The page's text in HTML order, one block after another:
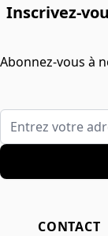
Inscrivez-
Abonnez-vous à
Entrez votre
CONTACT